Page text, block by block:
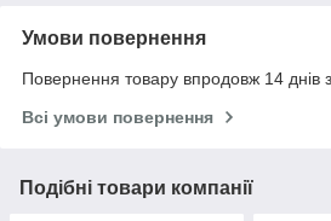
Умови повернення
Повернення товару впродовж 14 днів
Всі умови повернення
Подібні товари компанії